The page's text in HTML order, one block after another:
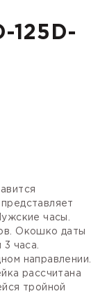
125D-
часы.
Окошко даты
часа.
направлении.
рассчитана
тройной